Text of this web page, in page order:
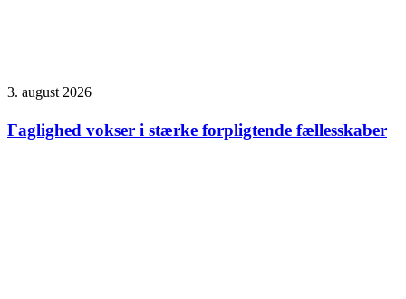
3. august 2026
Faglighed vokser i stærke forpligtende fællesskaber